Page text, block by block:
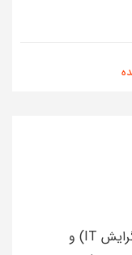
پیام کریمی، مهندس کامپیوتر (گرایش IT) و